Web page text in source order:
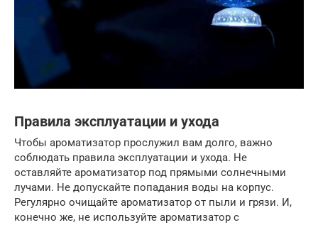
Правила эксплуатации и ухода
Чтобы ароматизатор прослужил вам долго, важно
соблюдать правила эксплуатации и ухода. Не
оставляйте ароматизатор под прямыми солнечными
лучами. Не допускайте попадания воды на корпус.
Регулярно очищайте ароматизатор от пыли и грязи. И,
конечно же, не используйте ароматизатор с